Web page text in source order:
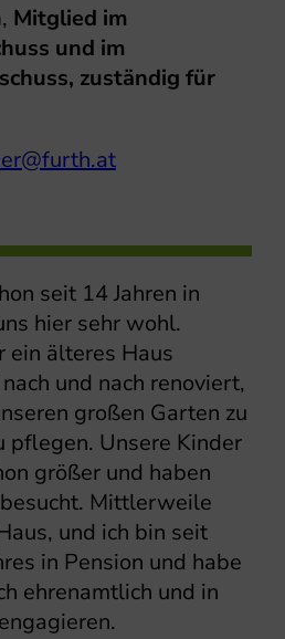
, Mitglied im
und im
zuständig für
seit 14 Jahren in
hier sehr wohl.
ein älteres Haus
und nach renoviert,
großen Garten zu
pflegen. Unsere Kinder
größer und haben
Mittlerweile
und ich bin seit
in Pension und habe
ehrenamtlich und in